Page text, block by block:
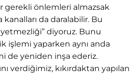
gerekli önlemleri almazsak
da daralabilir. Bu
diyoruz. Bunu
işlemi yaparken aynı anda
de yeniden inşa ederiz.
verdiğimiz, kıkırdaktan yapılan